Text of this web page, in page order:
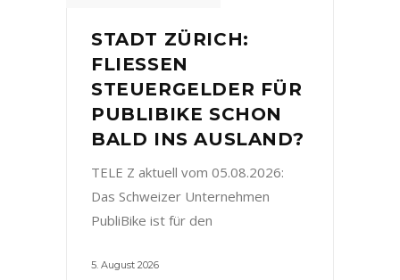
STADT ZÜRICH:
FLIESSEN
STEUERGELDER FÜR
PUBLIBIKE SCHON
BALD INS AUSLAND?
TELE Z aktuell vom 05.08.2026:
Das Schweizer Unternehmen
PubliBike ist für den
5. August 2026